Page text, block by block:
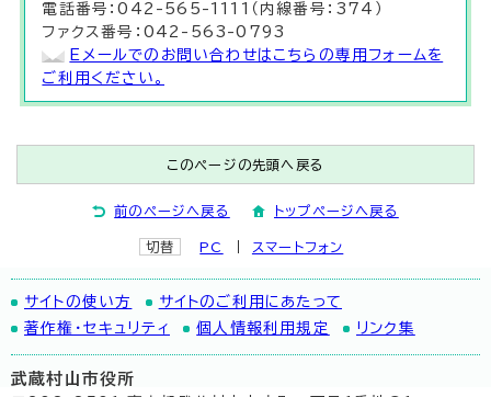
電話番号：042-565-1111（内線番号：374）
ファクス番号：042-563-0793
Eメールでのお問い合わせはこちらの専用フォームを
ご利用ください。
このページの先頭へ戻る
前のページへ戻る トップページへ戻る
切替 PC スマートフォン
サイトの使い方
サイトのご利用にあたって
著作権・セキュリティ
個人情報利用規定 リンク集
武蔵村山市役所